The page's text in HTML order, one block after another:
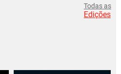
Todas as
Edições